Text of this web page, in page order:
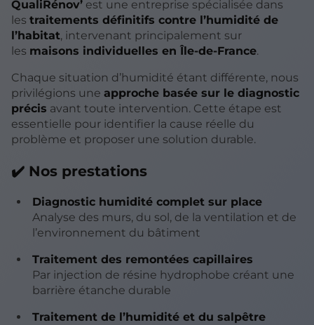
QualiRénov’ est une entreprise spécialisée dans
les traitements définitifs contre l’humidité de
l’habitat, intervenant principalement sur
les maisons individuelles en Île-de-France.
Chaque situation d’humidité étant différente, nous
privilégions une approche basée sur le diagnostic
précis avant toute intervention. Cette étape est
essentielle pour identifier la cause réelle du
problème et proposer une solution durable.
✔️ Nos prestations
Diagnostic humidité complet sur place
Analyse des murs, du sol, de la ventilation et de
l’environnement du bâtiment
Traitement des remontées capillaires
Par injection de résine hydrophobe créant une
barrière étanche durable
Traitement de l’humidité et du salpêtre